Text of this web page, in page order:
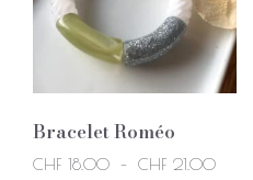
Bracelet Roméo
CHF 18.00 – CHF 21.00